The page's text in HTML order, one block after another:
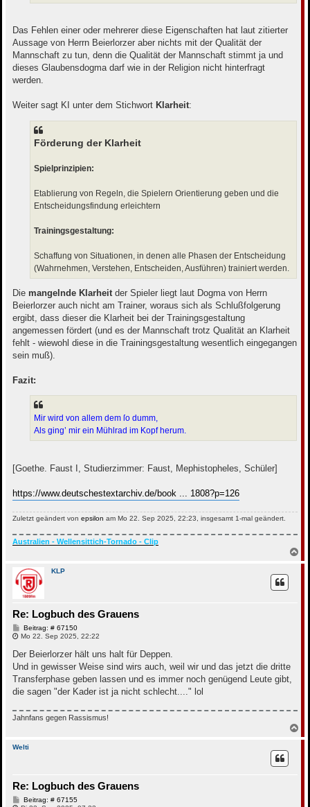
Das Fehlen einer oder mehrerer diese Eigenschaften hat laut zitierter
Aussage von Herrn Beierlorzer aber nichts mit der Qualität der
Mannschaft zu tun, denn die Qualität der Mannschaft stimmt ja und
dieses Glaubensdogma darf wie in der Religion nicht hinterfragt
werden.
Weiter sagt KI unter dem Stichwort Klarheit:
Förderung der Klarheit
Spielprinzipien:
Etablierung von Regeln, die Spielern Orientierung geben und die
Entscheidungsfindung erleichtern
Trainingsgestaltung:
Schaffung von Situationen, in denen alle Phasen der Entscheidung
(Wahrnehmen, Verstehen, Entscheiden, Ausführen) trainiert werden.
Die mangelnde Klarheit der Spieler liegt laut Dogma von Herrn
Beierlorzer auch nicht am Trainer, woraus sich als Schlußfolgerung
ergibt, dass dieser die Klarheit bei der Trainingsgestaltung
angemessen fördert (und es der Mannschaft trotz Qualität an Klarheit
fehlt - wiewohl diese in die Trainingsgestaltung wesentlich eingegangen
sein muß).
Fazit:
Mir wird von allem dem ſo dumm,
Als ging’ mir ein Mühlrad im Kopf herum.
[Goethe. Faust I, Studierzimmer: Faust, Mephistopheles, Schüler]
https://www.deutschestextarchiv.de/book ... 1808?p=126
Zuletzt geändert von epsilon am Mo 22. Sep 2025, 22:23, insgesamt 1-mal geändert.
Australien - Wellensittich-Tornado - Clip
a
KLP
Re: Logbuch des Grauens
Beitrag: # 67150B
t
a
g
Mo 22. Sep 2025, 22:22
Der Beierlorzer hält uns halt für Deppen.
Und in gewisser Weise sind wirs auch, weil wir und das jetzt die dritte
Transferphase geben lassen und es immer noch genügend Leute gibt,
die sagen "der Kader ist ja nicht schlecht...." lol
Jahnfans gegen Rassismus!
a
Welti
Re: Logbuch des Grauens
Beitrag: # 67155B